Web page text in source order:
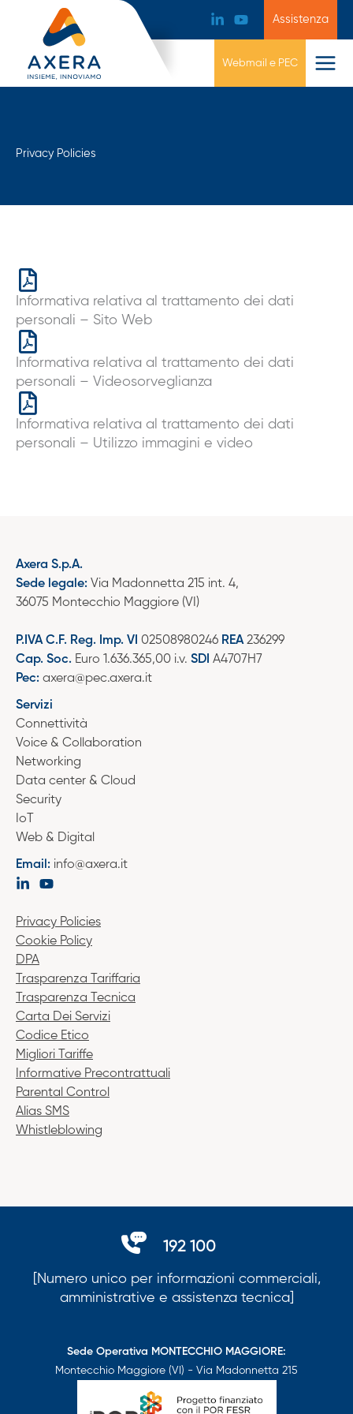
Assistenza
Webmail e PEC
Privacy Policies
Informativa relativa al trattamento dei dati
personali – Sito Web
Informativa relativa al trattamento dei dati
personali – Videosorveglianza
Informativa relativa al trattamento dei dati
personali – Utilizzo immagini e video
Axera S.p.A.
Sede legale: Via Madonnetta 215 int. 4,
36075 Montecchio Maggiore (VI)
P.IVA C.F. Reg. Imp. VI 02508980246 REA236299
Cap. Soc. Euro 1.636.365,00 i.v. SDI A4707H7
Pec: axera@pec.axera.it
Servizi
Connettività
Voice & Collaboration
Networking
Data center & Cloud
Security
IoT
Web & Digital
Email: info@axera.it
Privacy Policies
Cookie Policy
DPA
Trasparenza Tariffaria
Trasparenza Tecnica
Carta Dei Servizi
Codice Etico
Migliori Tariffe
Informative Precontrattuali
Parental Control
Alias SMS
Whistleblowing
192 100
[Numero unico per informazioni commerciali,
amministrative e assistenza tecnica]
Sede Operativa MONTECCHIO MAGGIORE:
Montecchio Maggiore (VI) - Via Madonnetta 215